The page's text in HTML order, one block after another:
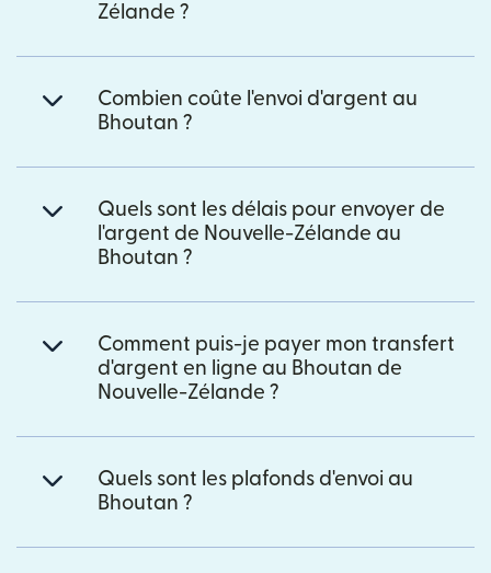
Zélande ?
Combien coûte l'envoi d'argent au
Bhoutan ?
Quels sont les délais pour envoyer de
l'argent de Nouvelle-Zélande au
Bhoutan ?
Comment puis-je payer mon transfert
d'argent en ligne au Bhoutan de
Nouvelle-Zélande ?
Quels sont les plafonds d'envoi au
Bhoutan ?